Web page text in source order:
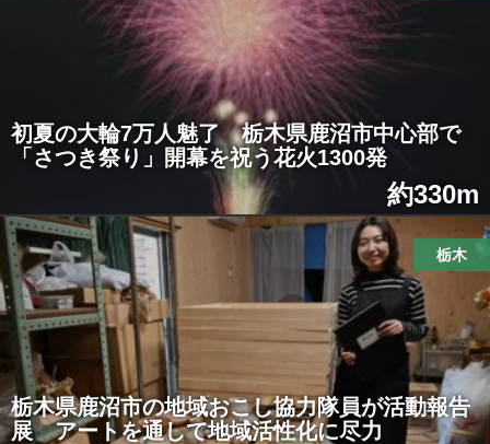
初夏の大輪7万人魅了 栃木県鹿沼市中心部で
「さつき祭り」開幕を祝う花火1300発
約330m
栃木
栃木県鹿沼市の地域おこし協力隊員が活動報告
展 アートを通して地域活性化に尽力